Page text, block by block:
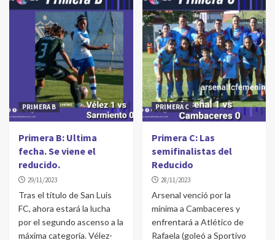
PRIMERA B
Primera B: Ultima
fecha. Se viene el
reducido.
29/11/2023
Tras el título de San Luis
FC, ahora estará la lucha
por el segundo ascenso a la
máxima categoría. Vélez-
PRIMERA C
Primera C: Las
semifinalistas del
Reducido
28/11/2023
Arsenal venció por la
mínima a Cambaceres y
enfrentará a Atlético de
Rafaela (goleó a Sportivo